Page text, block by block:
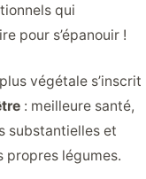
qui
pour s’épanouir !
végétale s’inscrit
: meilleure santé,
substantielles et
propres légumes.